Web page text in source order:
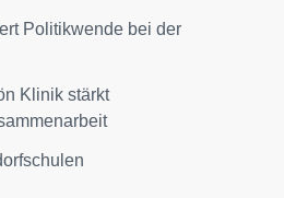
Politikwende bei der
Klinik stärkt